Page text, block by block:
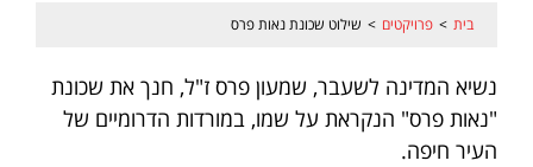
בית > פרויקטים > שילוט שכונת נאות פרס
נשיא המדינה לשעבר, שמעון פרס ז"ל, חנך את שכונת
"נאות פרס" הנקראת על שמו, במורדות הדרומיים של
העיר חיפה.